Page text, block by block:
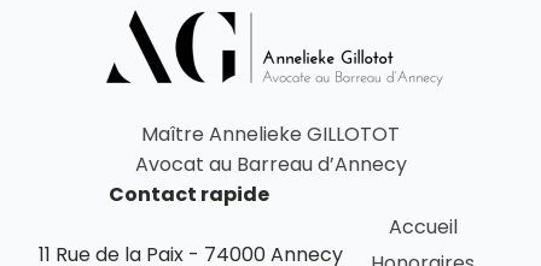
Maître Annelieke GILLOTOT
Avocat au Barreau d’Annecy
Contact rapide
11 Rue de la Paix - 74000 Annecy
Accueil